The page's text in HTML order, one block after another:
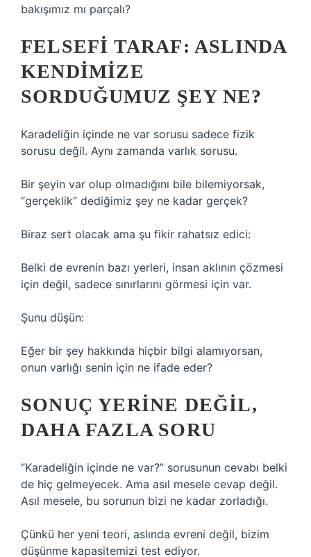
bakışımız mı parçalı?
FELSEFI TARAF: ASLINDA
KENDIMIZE
SORDUĞUMUZ ŞEY NE?
Karadeliğin içinde ne var sorusu sadece fizik
sorusu değil. Aynı zamanda varlık sorusu.
Bir şeyin var olup olmadığını bile bilemiyorsak,
“gerçeklik” dediğimiz şey ne kadar gerçek?
Biraz sert olacak ama şu fikir rahatsız edici:
Belki de evrenin bazı yerleri, insan aklının çözmesi
için değil, sadece sınırlarını görmesi için var.
Şunu düşün:
Eğer bir şey hakkında hiçbir bilgi alamıyorsan,
onun varlığı senin için ne ifade eder?
SONUÇ YERINE DEĞIL,
DAHA FAZLA SORU
“Karadeliğin içinde ne var?” sorusunun cevabı belki
de hiç gelmeyecek. Ama asıl mesele cevap değil.
Asıl mesele, bu sorunun bizi ne kadar zorladığı.
Çünkü her yeni teori, aslında evreni değil, bizim
düşünme kapasitemizi test ediyor.